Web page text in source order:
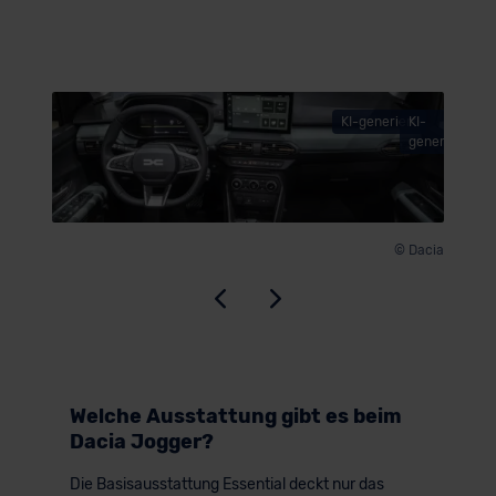
KI-generiert
© Dacia
KI-
generiert
Welche Ausstattung gibt es beim
Dacia Jogger?
Die Basisausstattung Essential deckt nur das